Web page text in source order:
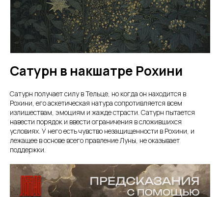
Сатурн в накшатре Рохини
Сатурн получает силу в Тельце, но когда он находится в
Рохини, его аскетическая натура сопротивляется всем
излишествам, эмоциям и жажде страсти. Сатурн пытается
навести порядок и ввести ограничения в сложившихся
условиях. У него есть чувство незащищенности в Рохини, и
лежащее в основе всего правление Луны, не оказывает
поддержки.